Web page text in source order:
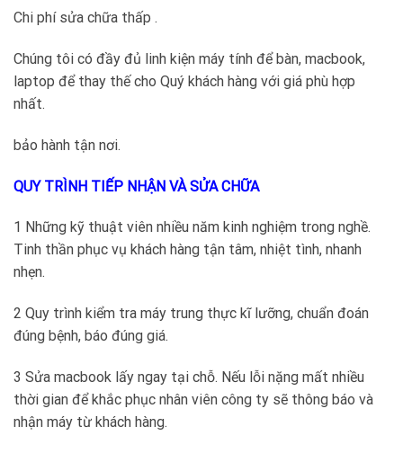
Chi phí sửa chữa thấp .
Chúng tôi có đầy đủ linh kiện máy tính để bàn, macbook,
laptop để thay thế cho Quý khách hàng với giá phù hợp
nhất.
bảo hành tận nơi.
QUY TRÌNH TIẾP NHẬN VÀ SỬA CHỮA
1 Những kỹ thuật viên nhiều năm kinh nghiệm trong nghề.
Tinh thần phục vụ khách hàng tận tâm, nhiệt tình, nhanh
nhẹn.
2 Quy trình kiểm tra máy trung thực kĩ lưỡng, chuẩn đoán
đúng bệnh, báo đúng giá.
3 Sửa macbook lấy ngay tại chỗ. Nếu lỗi nặng mất nhiều
thời gian để khắc phục nhân viên công ty sẽ thông báo và
nhận máy từ khách hàng.